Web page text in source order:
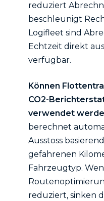
reduziert
beschleunigt
Logifleet sind
Echtzeit direkt
verfügbar.
Können
CO2-
verwendet
berechnet
Ausstoss
gefahrenen
Fahrzeugtyp.
reduziert, sinken